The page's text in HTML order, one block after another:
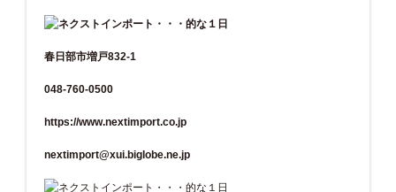
春日部市増戸832-1
048-760-0500
https://www.nextimport.co.jp
nextimport@xui.biglobe.ne.jp